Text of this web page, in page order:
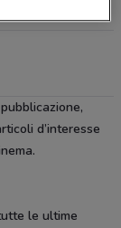
d’interesse
le ultime